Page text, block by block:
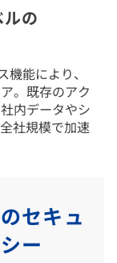
の
能により、
。既存のアク
内データやシ
社規模で加速
セキュ
ー